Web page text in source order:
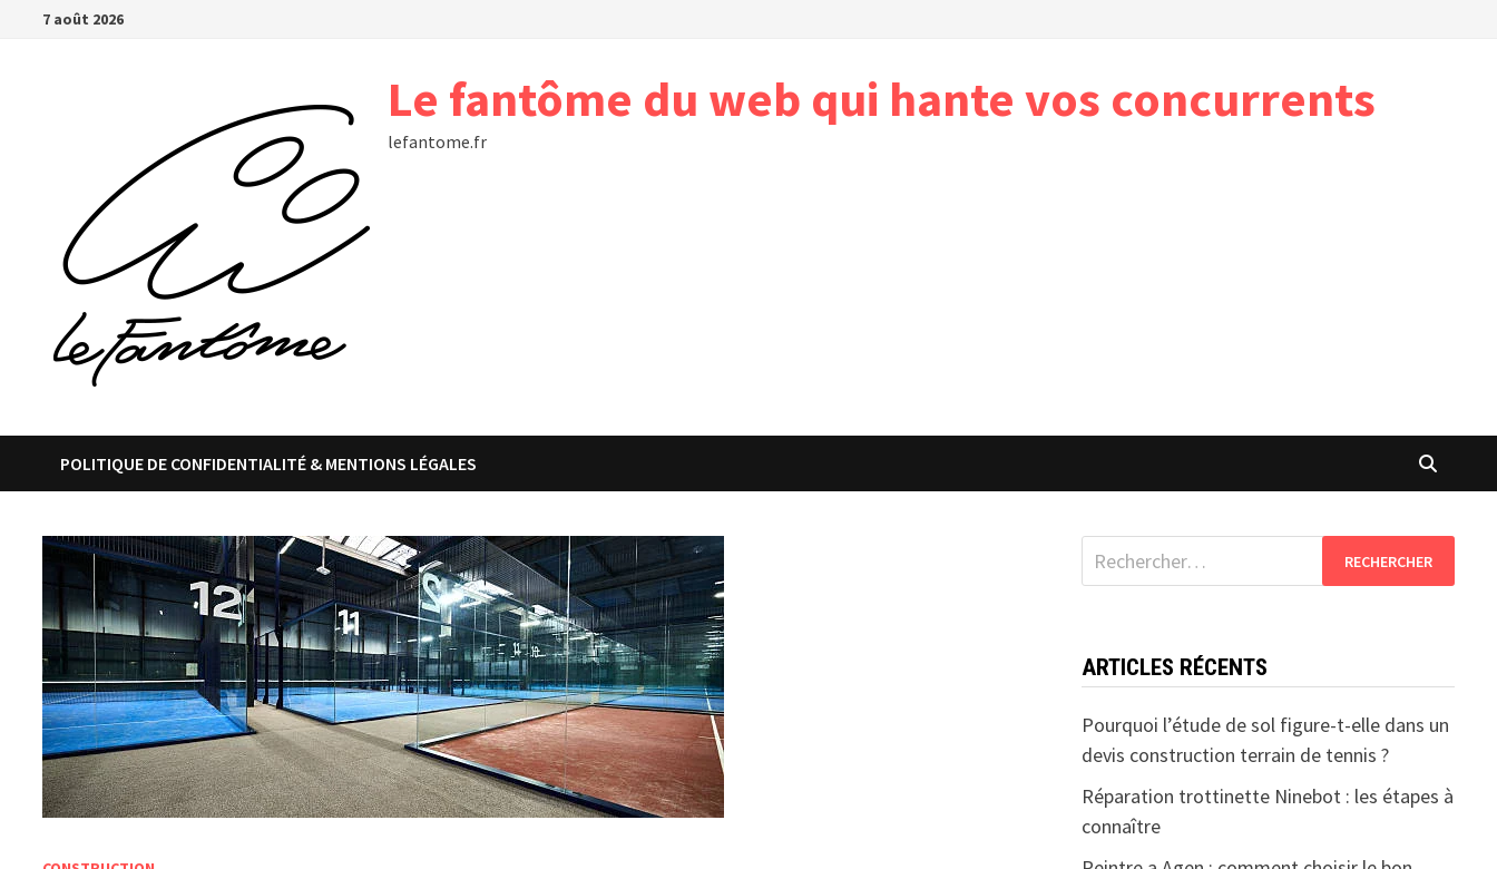
Passer7 août 2026
Le fantôme du web qui hante vos concurrents
lefantome.fr
POLITIQUE DE CONFIDENTIALITÉ & MENTIONS LÉGALES
Rechercher :
ARTICLES RÉCENTS
Pourquoi l’étude de sol figure-t-elle dans un
devis construction terrain de tennis ?
Réparation trottinette Ninebot : les étapes à
connaître